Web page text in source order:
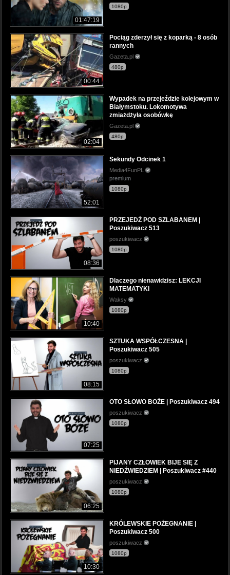
01:47:19
1080p
00:44
Pociąg zderzył się z koparką - 8 osób
rannych
Gazeta.pl
480p
02:04
Wypadek na przejeździe kolejowym w
Białymstoku. Lokomotywa
zmiażdżyła osobówkę
Gazeta.pl
480p
52:01
Sekundy Odcinek 1
Media4FunPL
premium
1080p
08:36
PRZEJEDŹ POD SZLABANEM |
Poszukiwacz 513
poszukiwacz
1080p
10:40
Dlaczego nienawidzisz: LEKCJI
MATEMATYKI
Waksy
1080p
08:15
SZTUKA WSPÓŁCZESNA |
Poszukiwacz 505
poszukiwacz
1080p
07:25
OTO SŁOWO BOŻE | Poszukiwacz 494
poszukiwacz
1080p
06:25
PIJANY CZŁOWIEK BIJE SIĘ Z
NIEDŹWIEDZIEM | Poszukiwacz #440
poszukiwacz
1080p
10:30
KRÓLEWSKIE POŻEGNANIE |
Poszukiwacz 500
poszukiwacz
1080p